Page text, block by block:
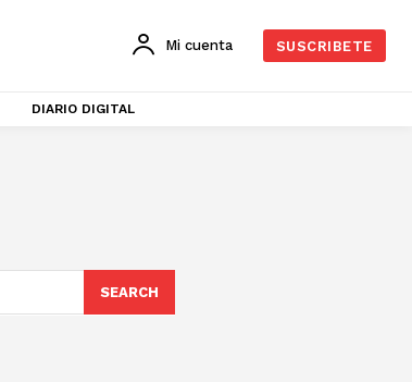
Mi cuenta SUSCRIBETE
DIARIO DIGITAL
SEARCH